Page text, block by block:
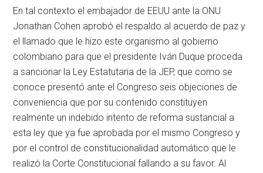
En tal contexto el embajador de EEUU ante la ONU
Jonathan Cohen aprobó el respaldo al acuerdo de paz y
el llamado que le hizo este organismo al gobierno
colombiano para que el presidente Iván Duque proceda
a sancionar la Ley Estatutaria de la JEP, que como se
conoce presentó ante el Congreso seis objeciones de
conveniencia que por su contenido constituyen
realmente un indebido intento de reforma sustancial a
esta ley que ya fue aprobada por el mismo Congreso y
por el control de constitucionalidad automático que le
realizó la Corte Constitucional fallando a su favor. Al